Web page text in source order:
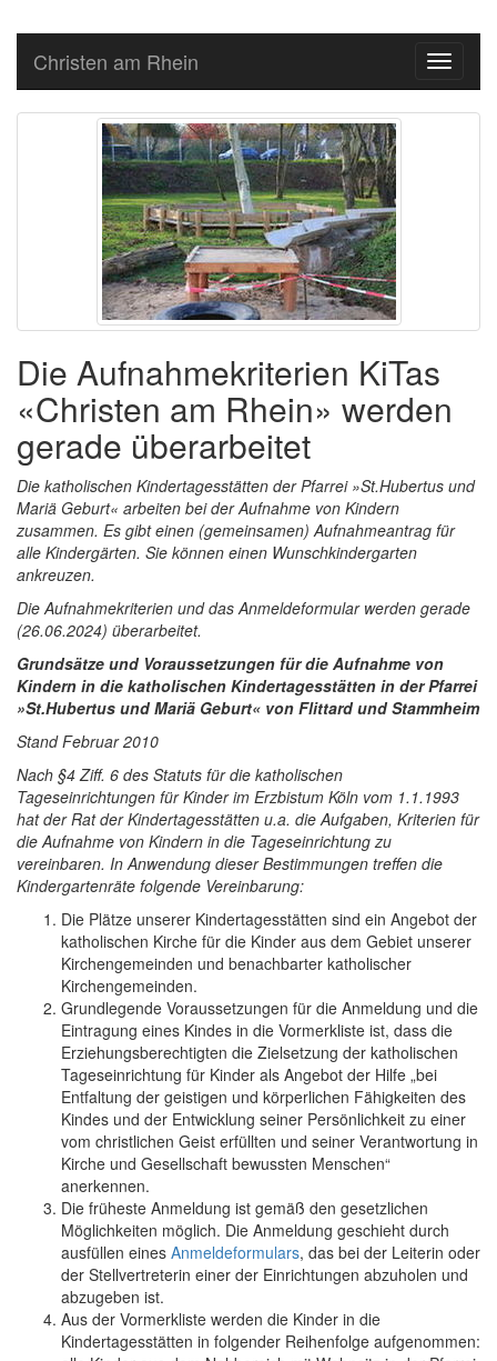
Toggle
Christen am Rhein
Die Aufnahmekriterien KiTas
«Christen am Rhein» werden
gerade überarbeitet
Die katholischen Kindertagesstätten der Pfarrei »St.Hubertus und
Mariä Geburt« arbeiten bei der Aufnahme von Kindern
zusammen. Es gibt einen (gemeinsamen) Aufnahmeantrag für
alle Kindergärten. Sie können einen Wunschkindergarten
ankreuzen.
Die Aufnahmekriterien und das Anmeldeformular werden gerade
(26.06.2024) überarbeitet.
Grundsätze und Voraussetzungen für die Aufnahme von
Kindern in die katholischen Kindertagesstätten in der Pfarrei
»St.Hubertus und Mariä Geburt« von Flittard und Stammheim
Stand Februar 2010
Nach §4 Ziff. 6 des Statuts für die katholischen
Tageseinrichtungen für Kinder im Erzbistum Köln vom 1.1.1993
hat der Rat der Kindertagesstätten u.a. die Aufgaben, Kriterien für
die Aufnahme von Kindern in die Tageseinrichtung zu
vereinbaren. In Anwendung dieser Bestimmungen treffen die
Kindergartenräte folgende Vereinbarung:
Die Plätze unserer Kindertagesstätten sind ein Angebot der
katholischen Kirche für die Kinder aus dem Gebiet unserer
Kirchengemeinden und benachbarter katholischer
Kirchengemeinden.
Grundlegende Voraussetzungen für die Anmeldung und die
Eintragung eines Kindes in die Vormerkliste ist, dass die
Erziehungsberechtigten die Zielsetzung der katholischen
Tageseinrichtung für Kinder als Angebot der Hilfe „bei
Entfaltung der geistigen und körperlichen Fähigkeiten des
Kindes und der Entwicklung seiner Persönlichkeit zu einer
vom christlichen Geist erfüllten und seiner Verantwortung in
Kirche und Gesellschaft bewussten Menschen“
anerkennen.
Die früheste Anmeldung ist gemäß den gesetzlichen
Möglichkeiten möglich. Die Anmeldung geschieht durch
ausfüllen eines Anmeldeformulars, das bei der Leiterin oder
der Stellvertreterin einer der Einrichtungen abzuholen und
abzugeben ist.
Aus der Vormerkliste werden die Kinder in die
Kindertagesstätten in folgender Reihenfolge aufgenommen: